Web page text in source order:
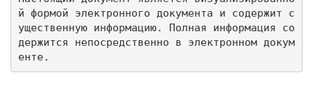
й формой электронного документа и содержит с
ущественную информацию. Полная информация со
держится непосредственно в электронном докум
енте.